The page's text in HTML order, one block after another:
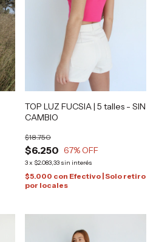
TOP LUZ FUCSIA | 5 talles - SIN
CAMBIO
$6.250
$18.750
67% OFF
3x $2.083,33 sin interés
$5.000 con Efectivo | Solo retiro
por locales